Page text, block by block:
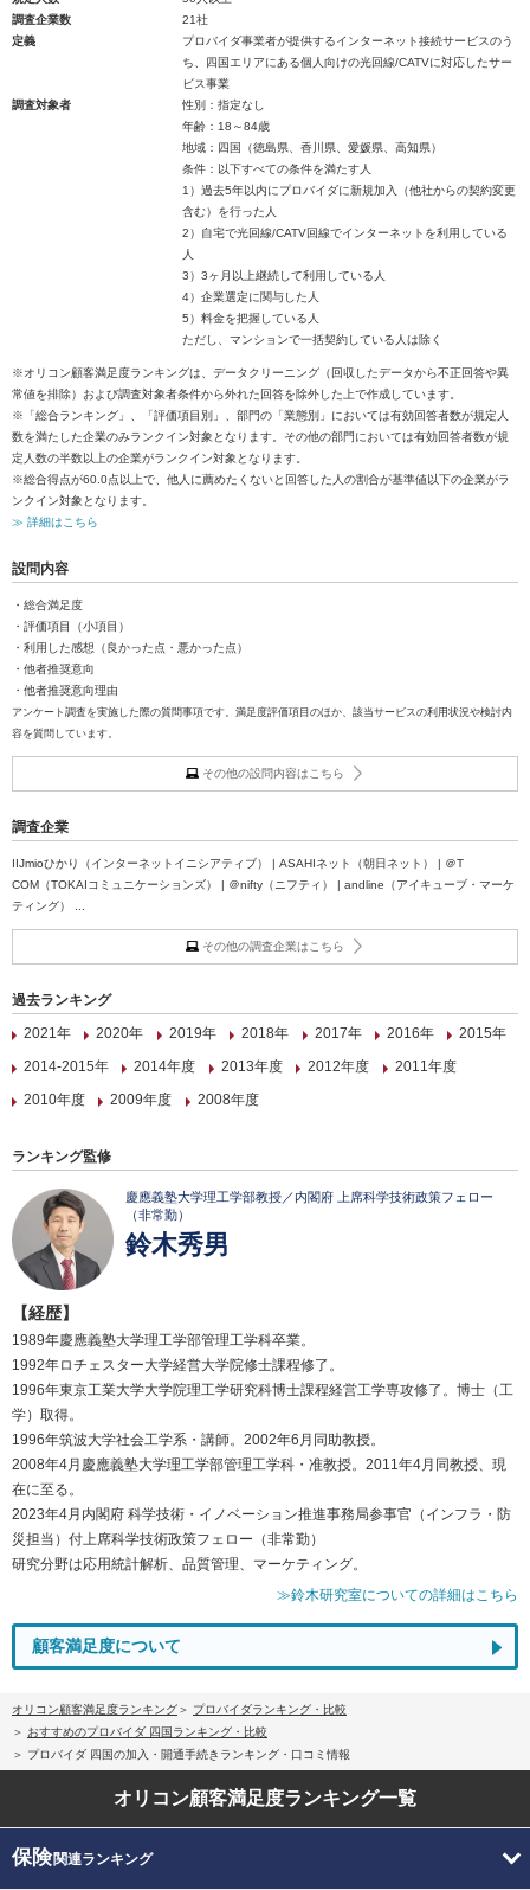
調査企業数
21社
定義
プロバイダ事業者が提供するインターネット接続サービスのう
ち、四国エリアにある個人向けの光回線/CATVに対応したサー
ビス事業
調査対象者
性別：指定なし
年齢：18～84歳
地域：四国（徳島県、香川県、愛媛県、高知県）
条件：以下すべての条件を満たす人
1）過去5年以内にプロバイダに新規加入（他社からの契約変更
含む）を行った人
2）自宅で光回線/CATV回線でインターネットを利用している
人
3）3ヶ月以上継続して利用している人
4）企業選定に関与した人
5）料金を把握している人
ただし、マンションで一括契約している人は除く
※オリコン顧客満足度ランキングは、データクリーニング（回収したデータから不正回答や異
常値を排除）および調査対象者条件から外れた回答を除外した上で作成しています。
※「総合ランキング」、「評価項目別」、部門の「業態別」においては有効回答者数が規定人
数を満たした企業のみランクイン対象となります。その他の部門においては有効回答者数が規
定人数の半数以上の企業がランクイン対象となります。
※総合得点が60.0点以上で、他人に薦めたくないと回答した人の割合が基準値以下の企業がラ
ンクイン対象となります。
≫ 詳細はこちら
設問内容
・総合満足度
・評価項目（小項目）
・利用した感想（良かった点・悪かった点）
・他者推奨意向
・他者推奨意向理由
アンケート調査を実施した際の質問事項です。満足度評価項目のほか、該当サービスの利用状況や検討内
容を質問しています。
その他の設問内容はこちら
調査企業
IIJmioひかり（インターネットイニシアティブ） | ASAHIネット（朝日ネット） | ＠T
COM（TOKAIコミュニケーションズ） | ＠nifty（ニフティ） | andline（アイキューブ・マーケ
ティング） ...
その他の調査企業はこちら
過去ランキング
2021年
2020年 2019年 2018年 2017年 2016年
2015年
2014-2015年
2014年度 2013年度 2012年度
2011年度
2010年度
2009年度 2008年度
ランキング監修
慶應義塾大学理工学部教授／内閣府 上席科学技術政策フェロー
（非常勤）
鈴木秀男
【経歴】
1989年慶應義塾大学理工学部管理工学科卒業。
1992年ロチェスター大学経営大学院修士課程修了。
1996年東京工業大学大学院理工学研究科博士課程経営工学専攻修了。博士（工
学）取得。
1996年筑波大学社会工学系・講師。2002年6月同助教授。
2008年4月慶應義塾大学理工学部管理工学科・准教授。2011年4月同教授、現
在に至る。
2023年4月内閣府 科学技術・イノベーション推進事務局参事官（インフラ・防
災担当）付上席科学技術政策フェロー（非常勤）
研究分野は応用統計解析、品質管理、マーケティング。
≫鈴木研究室についての詳細はこちら
顧客満足度について
オリコン顧客満足度ランキング
プロバイダランキング・比較
おすすめのプロバイダ 四国ランキング・比較
プロバイダ 四国の加入・開通手続きランキング・口コミ情報
オリコン顧客満足度ランキング一覧
保険関連ランキング